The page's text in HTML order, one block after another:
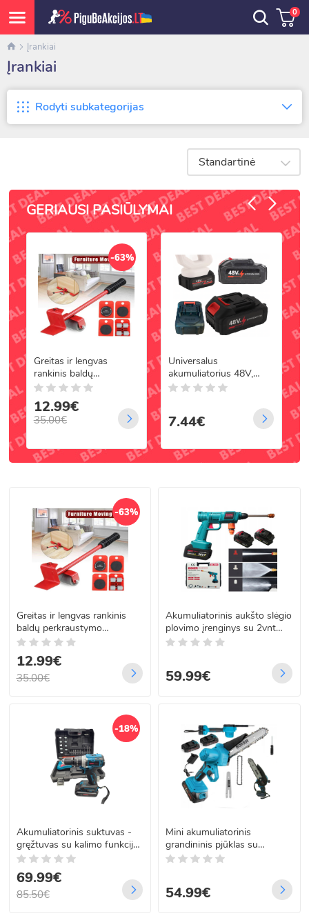
0
Įrankiai
Įrankiai
Rodyti subkategorijas
Standartinė
GERIAUSI PASIŪLYMAI
-63%
Greitas ir lengvas
rankinis baldų
perkraustymo prietaisas
ant ratukų
12.99€
35.00€
Universalus
akumuliatorius 48V,
6000 mAh elektriniams
7.44€
-63%
Greitas ir lengvas rankinis
baldų perkraustymo
prietaisas ant ratukų
12.99€
35.00€
Akumuliatorinis aukšto slėgio
plovimo įrenginys su 2vnt
akumuliatoriais BOXER BX-
59.99€
-18%
Akumuliatorinis suktuvas -
gręžtuvas su kalimo funkcija
ir priedais, 24V Boxer BX-
3310
69.99€
85.50€
Mini akumuliatorinis
grandininis pjūklas su
grandinės tepimu BOXER
54.99€